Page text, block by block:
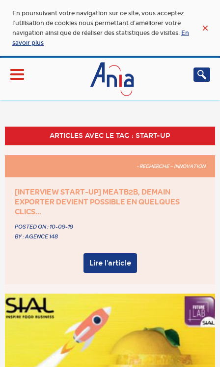
En poursuivant votre navigation sur ce site, vous acceptez
l’utilisation de cookies nous permettant d’améliorer votre
navigation ainsi que de réaliser des statistiques de visites. En
savoir plus
ARTICLES AVEC LE TAG : START-UP
- RECHERCHE – INNOVATION
[INTERVIEW START-UP] MEATB2B, DEMAIN
EXPORTER DEVIENT POSSIBLE EN QUELQUES
CLICS...
POSTED ON : 10-09-19
BY : AGENCE 148
Lire l'article